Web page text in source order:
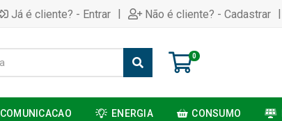
Já é cliente? - Entrar | Não é cliente? - Cadastrar |
0
COMUNICACAO ENERGIA CONSUMO